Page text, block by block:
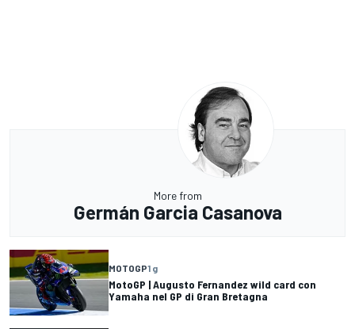
More from
Germán Garcia Casanova
MOTOGP1 g
MotoGP | Augusto Fernandez wild card con
Yamaha nel GP di Gran Bretagna